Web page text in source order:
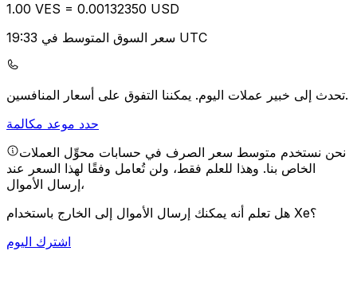
1.00 VES = 0.00132350 USD
سعر السوق المتوسط في 19:33 UTC
تحدث إلى خبير عملات اليوم.يمكننا التفوق على أسعار المنافسين.
حدد موعد مكالمة
نحن نستخدم متوسط سعر الصرف في حسابات محوِّل العملات
الخاص بنا. وهذا للعلم فقط، ولن تُعامل وفقًا لهذا السعر عند
إرسال الأموال،
هل تعلم أنه يمكنك إرسال الأموال إلى الخارج باستخدام Xe؟
اشترك اليوم